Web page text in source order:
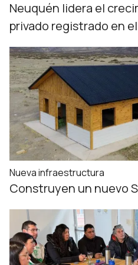
Neuquén lidera el
privado registrado en
Nueva infraestructura
Construyen un nuevo